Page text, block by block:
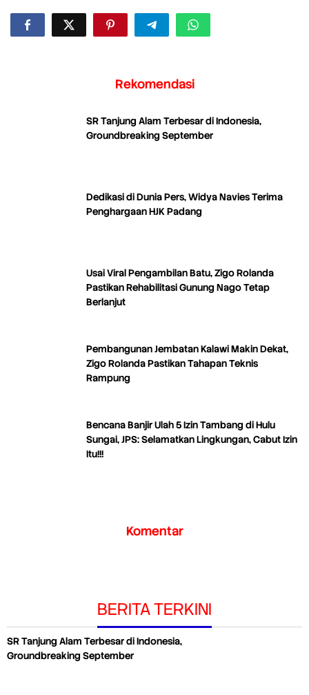
Rekomendasi
SR Tanjung Alam Terbesar di Indonesia,
Groundbreaking September
Dedikasi di Dunia Pers, Widya Navies Terima
Penghargaan HJK Padang
Usai Viral Pengambilan Batu, Zigo Rolanda
Pastikan Rehabilitasi Gunung Nago Tetap
Berlanjut
Pembangunan Jembatan Kalawi Makin Dekat,
Zigo Rolanda Pastikan Tahapan Teknis
Rampung
Bencana Banjir Ulah 5 Izin Tambang di Hulu
Sungai, JPS: Selamatkan Lingkungan, Cabut Izin
Itu!!!
Komentar
BERITA TERKINI
SR Tanjung Alam Terbesar di Indonesia,
Groundbreaking September